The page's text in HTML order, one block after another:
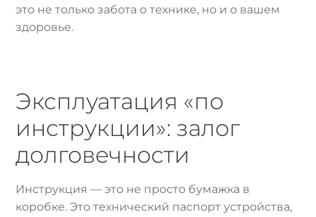
это не только забота о технике, но и о вашем
здоровье.
Эксплуатация «по
инструкции»: залог
долговечности
Инструкция — это не просто бумажка в
коробке. Это технический паспорт устройства,